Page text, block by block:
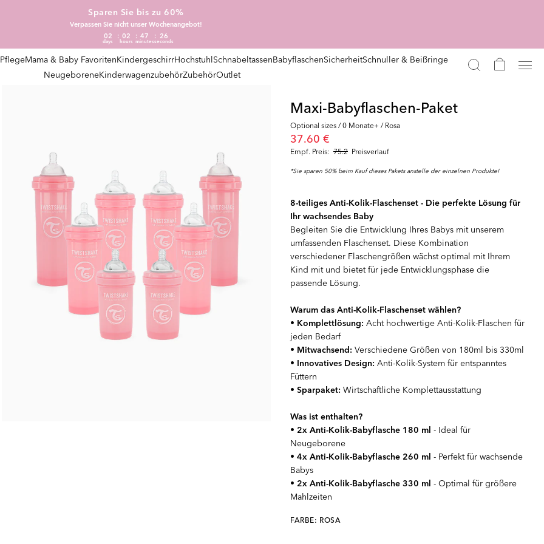
Sparen Sie bis zu 60%
Verpassen Sie nicht unser Wochenangebot!
02
days
02
hours
47
minutes
25
seconds
Mama & Baby FavoritenKindergeschirrHochstuhlSchnabeltassenBabyflaschenSicherheitSchnuller & Beißringe
NeugeboreneKinderwagenzubehörZubehörOutlet
Maxi-Babyflaschen-Paket
Optional sizes / 0 Monate+ / Rosa
Empf. Preis: 75.2
37.60 €
Preisverlauf
*Sie sparen 50% beim Kauf dieses Pakets anstelle der einzelnen Produkte!
8-teiliges Anti-Kolik-Flaschenset - Die perfekte Lösung für
Ihr wachsendes Baby
Begleiten Sie die Entwicklung Ihres Babys mit unserem
umfassenden Flaschenset. Diese Kombination
verschiedener Flaschengrößen wächst optimal mit Ihrem
Kind mit und bietet für jede Entwicklungsphase die
passende Lösung.
Warum das Anti-Kolik-Flaschenset wählen?
• Komplettlösung: Acht hochwertige Anti-Kolik-Flaschen für
jeden Bedarf
• Mitwachsend: Verschiedene Größen von 180ml bis 330ml
• Innovatives Design: Anti-Kolik-System für entspanntes
Füttern
• Sparpaket: Wirtschaftliche Komplettausstattung
Was ist enthalten?
• 2x Anti-Kolik-Babyflasche 180 ml - Ideal für
Neugeborene
• 4x Anti-Kolik-Babyflasche 260 ml - Perfekt für wachsende
Babys
• 2x Anti-Kolik-Babyflasche 330 ml - Optimal für größere
Mahlzeiten
FARBE: ROSA